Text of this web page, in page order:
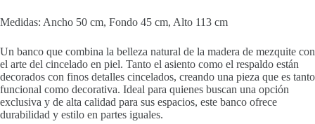
Medidas: Ancho 50 cm, Fondo 45 cm, Alto 113 cm
Un banco que combina la belleza natural de la madera de mezquite con
el arte del cincelado en piel. Tanto el asiento como el respaldo están
decorados con finos detalles cincelados, creando una pieza que es tanto
funcional como decorativa. Ideal para quienes buscan una opción
exclusiva y de alta calidad para sus espacios, este banco ofrece
durabilidad y estilo en partes iguales.